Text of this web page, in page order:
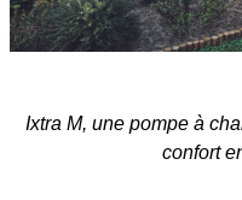
Ixtra M, une pompe à
confort